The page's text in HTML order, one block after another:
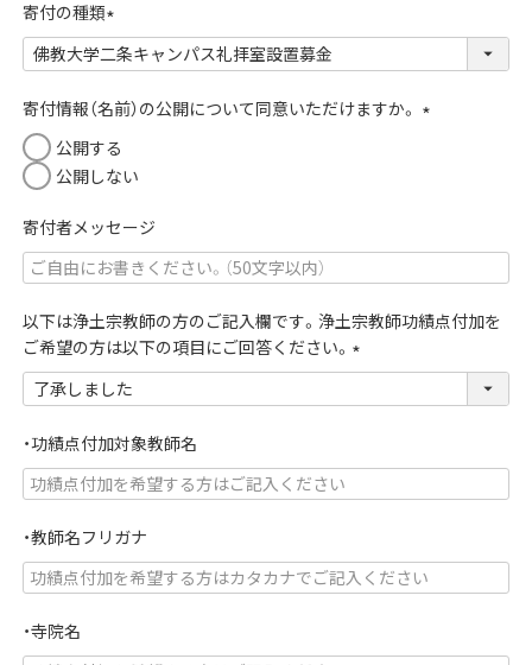
寄付の種類
(
必
須
)
寄付情報（名前）の公開について同意いただけますか。
公開する
公開しない
寄付者メッセージ
以下は浄土宗教師の方のご記入欄です。浄土宗教師功績点付加を
ご希望の方は以下の項目にご回答ください。
(
必
・功績点付加対象教師名
・教師名フリガナ
・寺院名